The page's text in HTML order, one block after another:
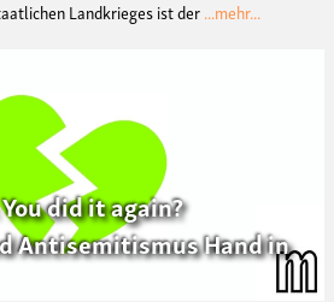
Landkrieges ist der...mehr...
did it again?
Antisemitismus Hand in